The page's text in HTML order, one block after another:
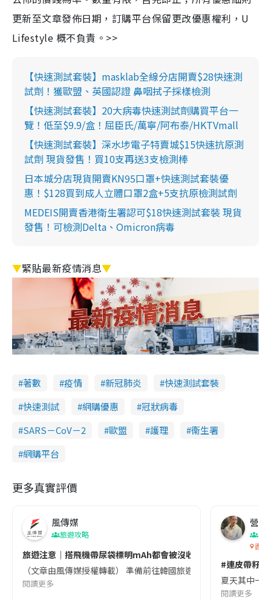
更新至文章發佈日期，訂購平台保留更改優惠權利，U
Lifestyle 概不負責。>>
【快速測試套裝】masklab全線分店開賣$28快速測
試劑！獲歐盟、英國認證 鼻咽拭子採樣檢測
【快速測試套裝】20大病毒快速測試劑購買平台一
覽！低至$9.9/盒！屈臣氏/萬寧/阿布泰/HKTVmall
【快速測試套裝】深水埗電子特賣城$15快速抗原測
試劑 現貨發售！買10支再送3支檢測棒
日本城分店現貨開賣KN95口罩+快速測試套裝優
惠！$128買到成人立體口罩2盒+5支抗原檢測試劑
MEDEIS開賣香港衛生署認可$18快速測試套裝 現貨
發售！可檢測Delta、Omicron病毒
▼緊貼最新疫情消息▼
著數 疫情 新冠肺炎
快速測試套裝
快速測試
網購優惠
冠狀病毒
SARS－CoV－2
歐盟 護理
衞生署
網購平台
更多真實評價
風傳媒
旅遊攻略
旅遊注意｜搭飛機帶尿袋標明mAh都會被沒收😱出發前切記檢查
（文章由風傳媒授權轉載） 準備前往韓國旅遊的民眾，近期要
閱讀更多
營養
香港
#連皮帶籽
夏天其中一
閱讀更多